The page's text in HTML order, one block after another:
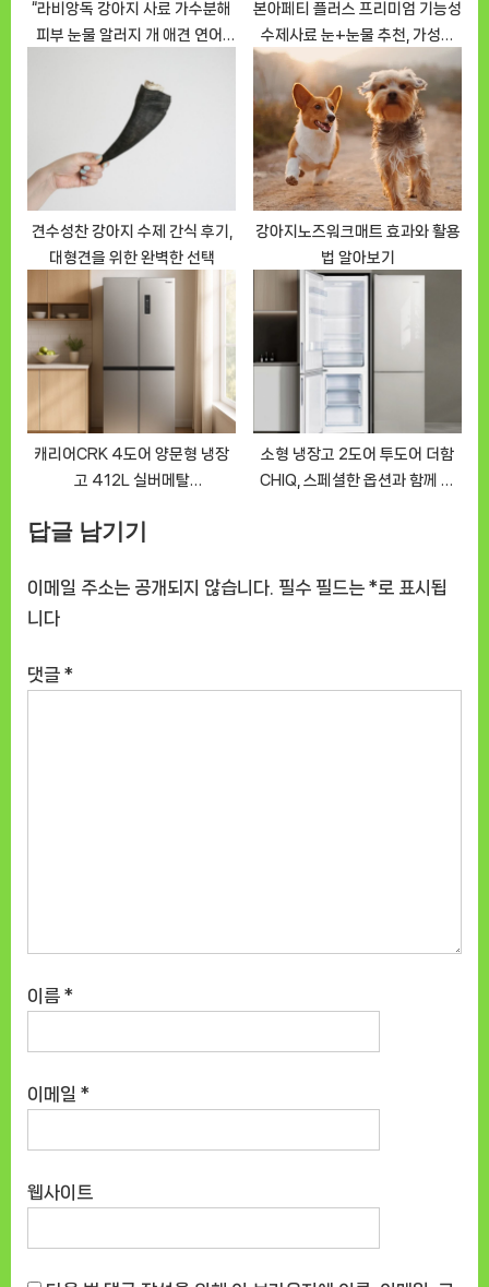
“라비앙독 강아지 사료 가수분해
피부 눈물 알러지 개 애견 연어”
본아페티 플러스 프리미엄 기능성
수제사료 눈+눈물 추천, 가성비
끝판왕
견수성찬 강아지 수제 간식 후기,
대형견을 위한 완벽한 선택
강아지노즈워크매트 효과와 활용
법 알아보기
캐리어CRK 4도어 양문형 냉장
고 412L 실버메탈
기
소형 냉장고 2도어 투도어 더함
CHIQ, 스페셜한 옵션과 함께 후
답글 남기기
이메일 주소는 공개되지 않습니다. 필수 필드는 *로 표시됩
니다
댓글 *
이름 *
이메일 *
웹사이트